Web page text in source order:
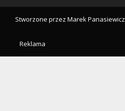
Stworzone przez Marek Panasiewicz
Reklama